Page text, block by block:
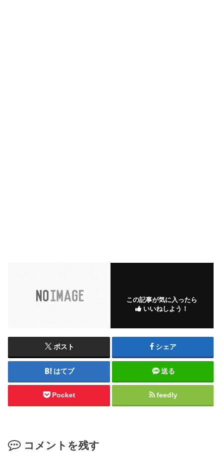
この記事が気に入ったら
いいねしよう！
ポスト シェア
はてブ 送る
Pocket feedly
コメントを残す